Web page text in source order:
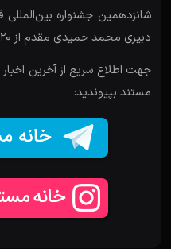
شانزدهمین جشنواره
دبیری محمد حمیدی مقدم از 20 تا 25 آذرماه برگزار می‌شود.
جهت اطلاع سریع از آخرین
مستند بپیوندید: